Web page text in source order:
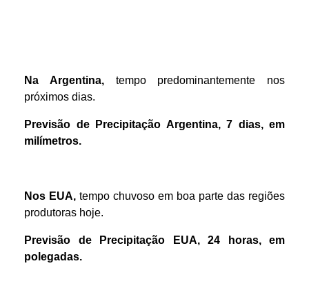
Na Argentina,tempo predominantemente nos
próximos dias.
Previsão de Precipitação Argentina, 7 dias, em
milímetros.
Nos EUA, tempo chuvoso em boa parte das regiões
produtoras hoje.
Previsão de Precipitação EUA, 24 horas, em
polegadas.